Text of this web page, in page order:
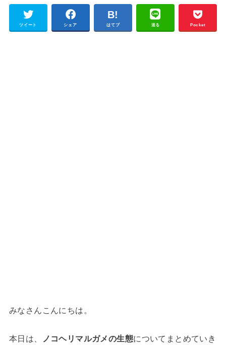
ツイート シェア はてブ 送る Pocket
みなさんこんにちは。
本日は、 ノコヘリマルガメの生態についてまとめていき